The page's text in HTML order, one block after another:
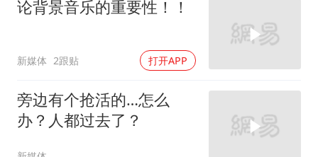
论背景音乐的重要性！！
新媒体 2跟贴 打开APP
旁边有个抢活的…怎么
办？人都过去了？